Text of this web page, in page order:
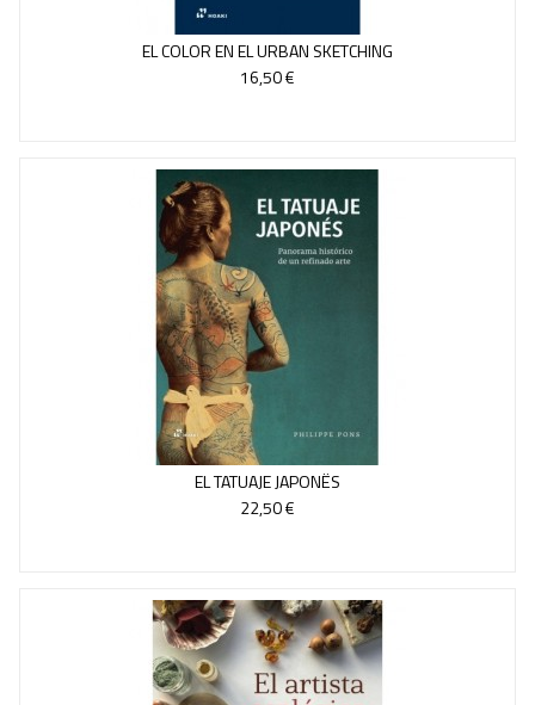
EL COLOR EN EL URBAN SKETCHING
16,50 €
EL TATUAJE JAPONËS
22,50 €